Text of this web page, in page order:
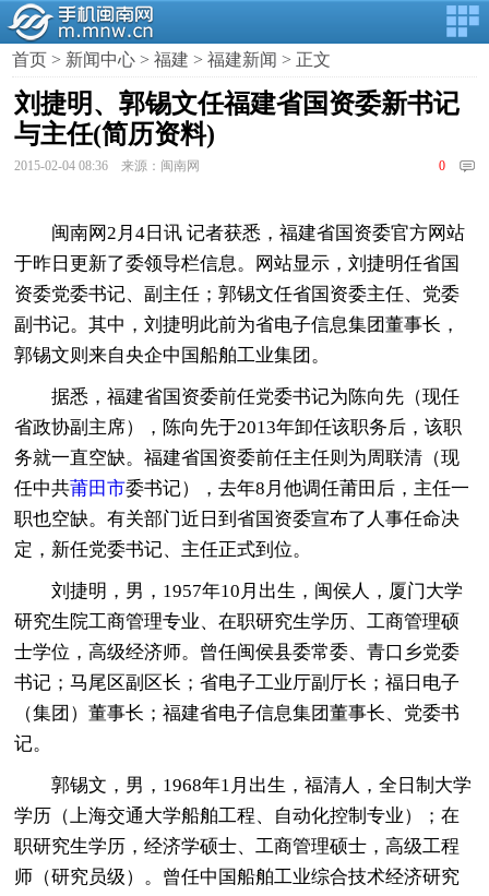
首页 > 新闻中心 >福建 >福建新闻 > 正文
刘捷明、郭锡文任福建省国资委新书记
与主任(简历资料)
2015-02-04 08:36 来源：闽南网 0
闽南网2月4日讯 记者获悉，福建省国资委官方网站
于昨日更新了委领导栏信息。网站显示，刘捷明任省国
资委党委书记、副主任；郭锡文任省国资委主任、党委
副书记。其中，刘捷明此前为省电子信息集团董事长，
郭锡文则来自央企中国船舶工业集团。
据悉，福建省国资委前任党委书记为陈向先（现任
省政协副主席），陈向先于2013年卸任该职务后，该职
务就一直空缺。福建省国资委前任主任则为周联清（现
任中共莆田市委书记），去年8月他调任莆田后，主任一
职也空缺。有关部门近日到省国资委宣布了人事任命决
定，新任党委书记、主任正式到位。
刘捷明，男，1957年10月出生，闽侯人，厦门大学
研究生院工商管理专业、在职研究生学历、工商管理硕
士学位，高级经济师。曾任闽侯县委常委、青口乡党委
书记；马尾区副区长；省电子工业厅副厅长；福日电子
（集团）董事长；福建省电子信息集团董事长、党委书
记。
郭锡文，男，1968年1月出生，福清人，全日制大学
学历（上海交通大学船舶工程、自动化控制专业）；在
职研究生学历，经济学硕士、工商管理硕士，高级工程
师（研究员级）。曾任中国船舶工业综合技术经济研究